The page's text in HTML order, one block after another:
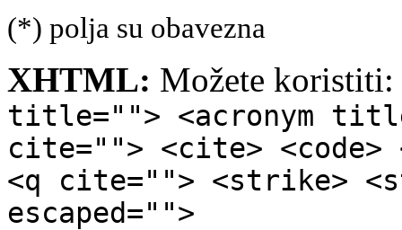
(*) polja su obavezna
XHTML: Možete koristiti:
title=""> <acronym
cite=""> <cite> <code>
<q cite=""> <strike>
escaped="">